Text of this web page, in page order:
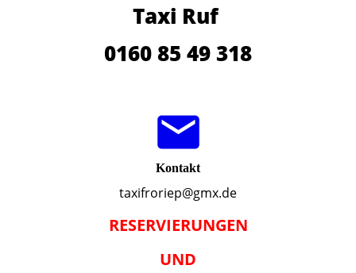
Taxi Ruf
0160 85 49 318
Kontakt
taxifroriep@gmx.de
RESERVIERUNGEN
UND